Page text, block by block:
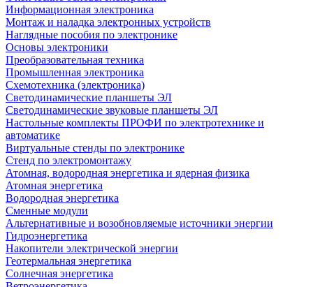
Информационная электроника
Монтаж и наладка электронных устройств
Наглядные пособия по электронике
Основы электроники
Преобразовательная техника
Промышленная электроника
Схемотехника (электроника)
Светодинамические планшеты ЭЛ
Светодинамические звуковые планшеты ЭЛ
Настольные комплекты ПРОФИ по электротехнике и
автоматике
Виртуальные стенды по электронике
Стенд по электромонтажу
Атомная, водородная энергетика и ядерная физика
Атомная энергетика
Водородная энергетика
Сменные модули
Альтернативные и возобновляемые источники энергии
Гидроэнергетика
Накопители электрической энергии
Геотермальная энергетика
Солнечная энергетика